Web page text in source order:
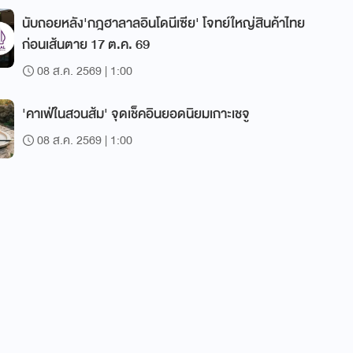
นับถอยหลัง'กฎฮาลาลอินโดนีเซีย' โจทย์ใหญ่สินค้าไทย
ก่อนเส้นตาย 17 ต.ค. 69
08 ส.ค. 2569 | 1:00
'คาเฟ่ในสวนส้ม' จุดเช็คอินยอดนิยมเกาะเชจู
08 ส.ค. 2569 | 1:00